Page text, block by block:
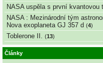
NASA uspěla s první kvantovou
NASA : Mezinárodní tým
Nova exoplaneta GJ 357 d (4)
Toblerone II. (13)
Články